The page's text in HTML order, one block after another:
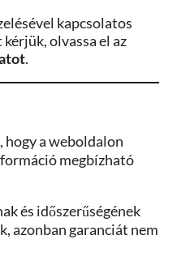
kapcsolatos
olvassa el az
.
a weboldalon
megbízható
és időszerűségének
azonban garanciát nem